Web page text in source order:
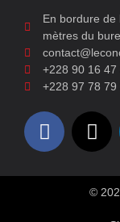
En bordure de
mètres du
+228 90 16 47
+228 97 78 79
©